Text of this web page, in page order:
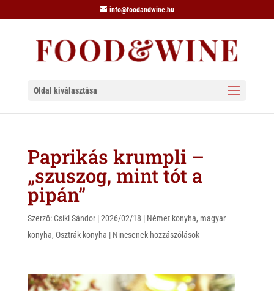
info@foodandwine.hu
Oldal kiválasztása
Paprikás krumpli –
„szuszog, mint tót a
pipán”
Szerző: Csíki Sándor|2026/02/18 | Német konyha, magyar
konyha, Osztrák konyha | Nincsenek hozzászólások